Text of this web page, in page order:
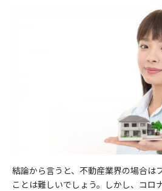
結論から言うと、不動産業界の場合は
ことは難しいでしょう。しかし、コロ